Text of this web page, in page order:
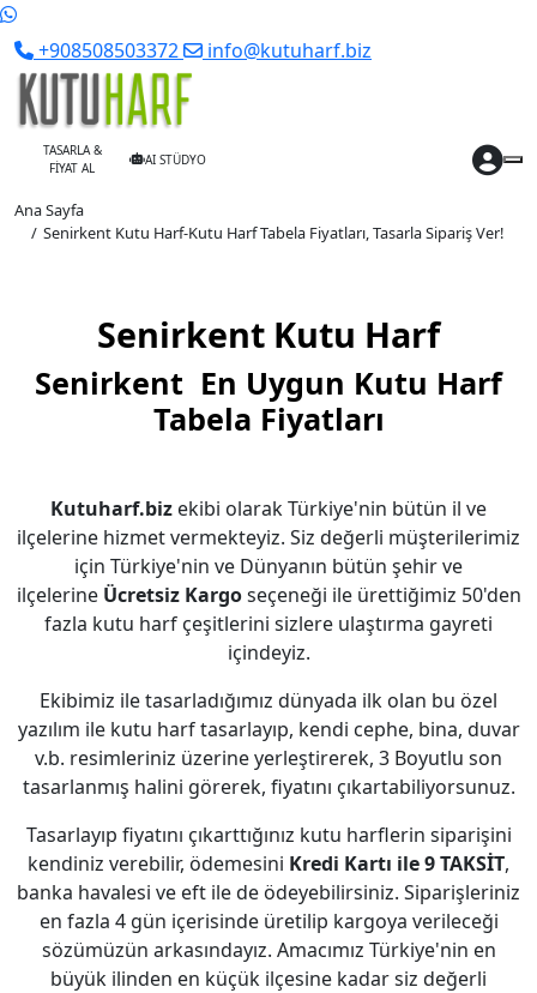
+908508503372 info@kutuharf.biz
TASARLA &
FİYAT AL
AI STÜDYO
Ana Sayfa
Senirkent Kutu Harf-Kutu Harf Tabela Fiyatları, Tasarla Sipariş Ver!
Senirkent Kutu Harf
Senirkent En Uygun Kutu Harf
Tabela Fiyatları
Kutuharf.biz ekibi olarak Türkiye'nin bütün il ve
ilçelerine hizmet vermekteyiz. Siz değerli müşterilerimiz
için Türkiye'nin ve Dünyanın bütün şehir ve
ilçelerine Ücretsiz Kargoseçeneği ile ürettiğimiz 50'den
fazla kutu harf çeşitlerini sizlere ulaştırma gayreti
içindeyiz.
Ekibimiz ile tasarladığımız dünyada ilk olan bu özel
yazılım ile kutu harf tasarlayıp, kendi cephe, bina, duvar
v.b. resimleriniz üzerine yerleştirerek, 3 Boyutlu son
tasarlanmış halini görerek, fiyatını çıkartabiliyorsunuz.
Tasarlayıp fiyatını çıkarttığınız kutu harflerin siparişini
kendiniz verebilir, ödemesini Kredi Kartı ile 9 TAKSİT,
banka havalesi ve eft ile de ödeyebilirsiniz. Siparişleriniz
en fazla 4 gün içerisinde üretilip kargoya verileceği
sözümüzün arkasındayız. Amacımız Türkiye'nin en
büyük ilinden en küçük ilçesine kadar siz değerli